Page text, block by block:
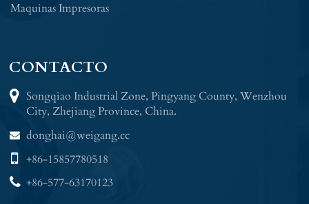
Maquinas Impresoras
CONTACTO
Songqiao Industrial Zone, Pingyang County, Wenzhou
City, Zhejiang Province, China.
donghai@weigang.cc
+86-15857780518
+86-577-63170123